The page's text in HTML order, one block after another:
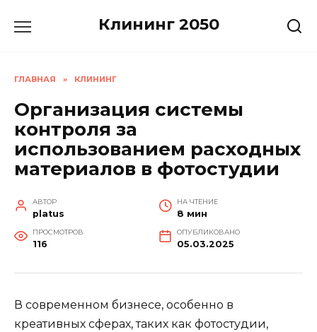
Клининг 2050
ГЛАВНАЯ » КЛИНИНГ
Организация системы
контроля за
использованием расходных
материалов в фотостудии
АВТОР
platus
НА ЧТЕНИЕ
8 мин
ПРОСМОТРОВ
116
ОПУБЛИКОВАНО
05.03.2025
В современном бизнесе, особенно в
креативных сферах, таких как фотостудии,